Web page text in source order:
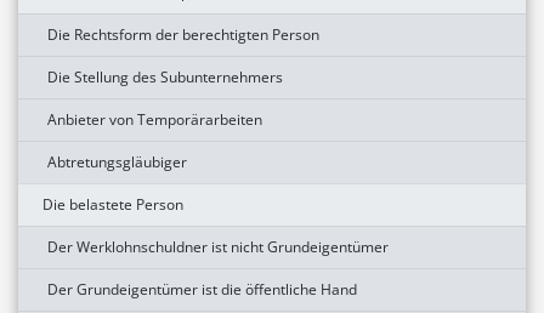
Die Rechtsform der berechtigten Person
Die Stellung des Subunternehmers
Anbieter von Temporärarbeiten
Abtretungsgläubiger
Die belastete Person
Der Werklohnschuldner ist nicht Grundeigentümer
Der Grundeigentümer ist die öffentliche Hand